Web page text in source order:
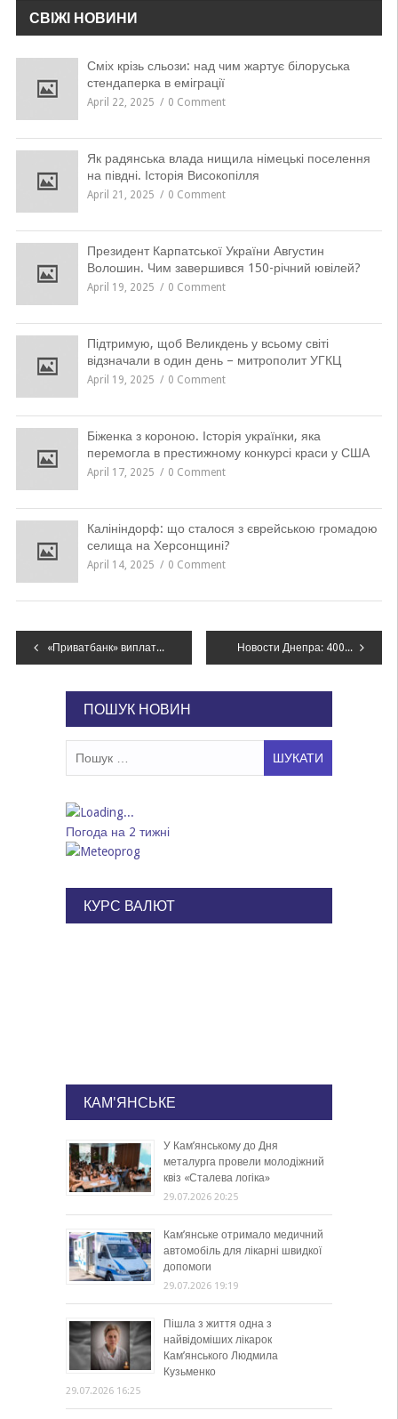
СВІЖІ НОВИНИ
Сміх крізь сльози: над чим жартує білоруська
стендаперка в еміграції
April 22, 2025 0 Comment
Як радянська влада нищила німецькі поселення
на півдні. Історія Високопілля
April 21, 2025 0 Comment
Президент Карпатської України Августин
Волошин. Чим завершився 150-річний ювілей?
April 19, 2025 0 Comment
Підтримую, щоб Великдень у всьому світі
відзначали в один день – митрополит УГКЦ
April 19, 2025 0 Comment
Біженка з короною. Історія українки, яка
перемогла в престижному конкурсі краси у США
April 17, 2025 0 Comment
Калініндорф: що сталося з єврейською громадою
селища на Херсонщині?
April 14, 2025 0 Comment
Навігація
«Приватбанк» виплатив майже 22 млн грн заводу Коломойського Новости Днепра: 400 карасей, авария с трамваем и украденные 200 гривен
ПОШУК НОВИН
Погода на 2 тижні
КУРС ВАЛЮТ
КАМ'ЯНСЬКЕ
У Кам’янському до Дня
металурга провели молодіжний
квіз «Сталева логіка»
29.07.2026 20:25
Кам’янське отримало медичний
автомобіль для лікарні швидкої
допомоги
29.07.2026 19:19
Пішла з життя одна з
найвідоміших лікарок
Кам’янського Людмила
Кузьменко
29.07.2026 16:25